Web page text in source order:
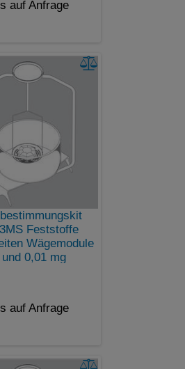
auf Anfrage
Feststoffe
Wägemodule
0,01 mg
auf Anfrage